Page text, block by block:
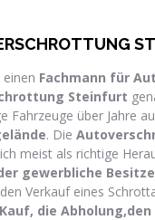
einen Fachmann für
Steinfurt
Fahrzeuge über Jahre
. Die
meist als richtige
gewerbliche
Verkauf eines
Kauf, die